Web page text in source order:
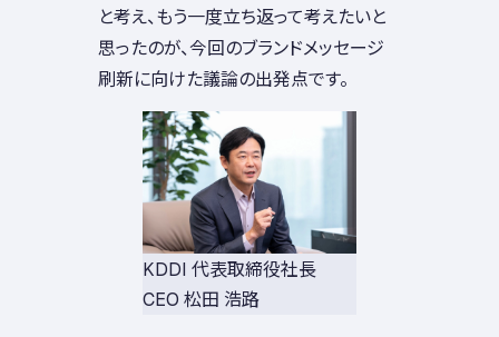
と考え、もう一度立ち返って考えたいと
思ったのが、今回のブランドメッセージ
刷新に向けた議論の出発点です。
KDDI 代表取締役社長
CEO 松田 浩路